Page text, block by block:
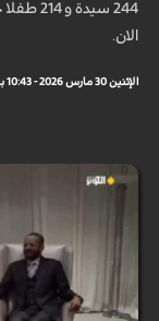
244
الان.
الإثنين 30 مارس 2026 - 10:43 بتوقيت مكة